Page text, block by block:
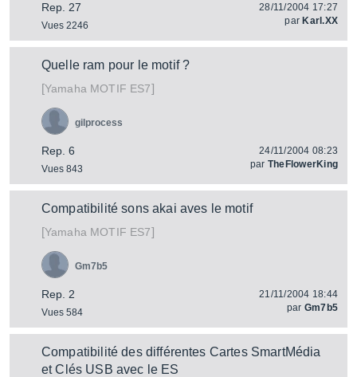
Rep. 27
Vues 2246
28/11/2004 17:27
par Karl.XX
Quelle ram pour le motif ?
[Yamaha MOTIF ES7]
Rep. 6
Vues 843
gilprocess
24/11/2004 08:23
par TheFlowerKing
Compatibilité sons akai aves le motif
[Yamaha MOTIF ES7]
Rep. 2
Vues 584
Gm7b5
21/11/2004 18:44
par Gm7b5
Compatibilité des différentes Cartes SmartMédia
et Clés USB avec le ES